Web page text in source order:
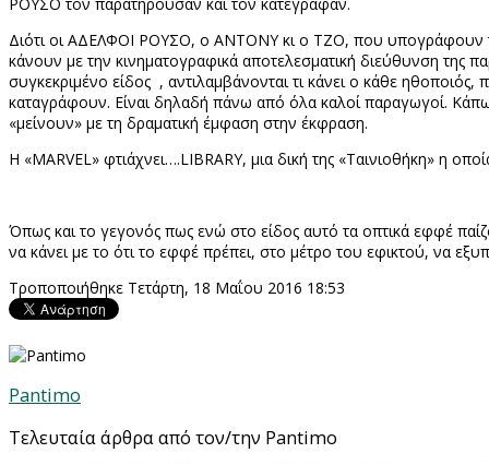
Διότι οι ΑΔΕΛΦΟΙ ΡΟΥΣΟ, ο ΑΝΤΟΝΥ κι ο ΤΖΟ, που υπογράφουν
κάνουν με την κινηματογραφικά αποτελεσματική διεύθυνση
συγκεκριμένο είδος , αντιλαμβάνονται τι κάνει ο κάθε
καταγράφουν. Είναι δηλαδή πάνω από όλα καλοί παραγωγοί.
«μείνουν» με τη δραματική έμφαση στην έκφραση.
Η «MARVEL» φτιάχνει….LIBRARY, μια δική της «Ταινιοθήκη» η
Όπως και το γεγονός πως ενώ στο είδος αυτό τα οπτικά εφφέ
να κάνει με το ότι το εφφέ πρέπει, στο μέτρο του εφικτού, να
Τροποποιήθηκε Τετάρτη, 18 Μαΐου 2016 18:53
Pantimo
Τελευταία άρθρα από τον/την Pantimo